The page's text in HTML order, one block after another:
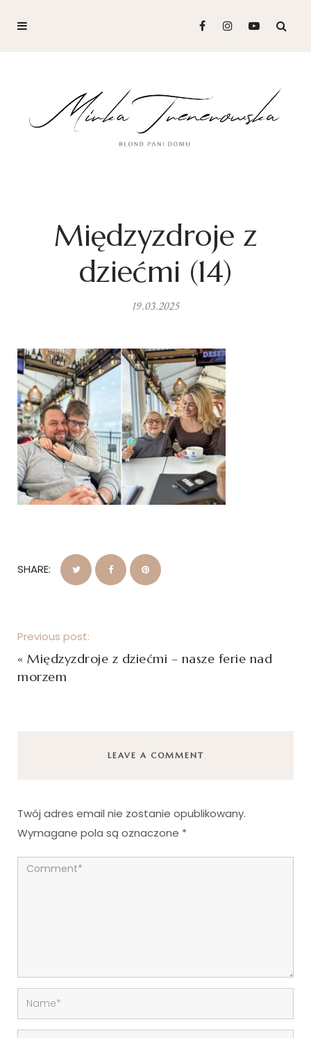
Międzyzdroje z
dziećmi (14)
19.03.2025
SHARE:
Previous post:
« Międzyzdroje z dziećmi – nasze ferie nad
morzem
LEAVE A COMMENT
Twój adres email nie zostanie opublikowany.
Wymagane pola są oznaczone *